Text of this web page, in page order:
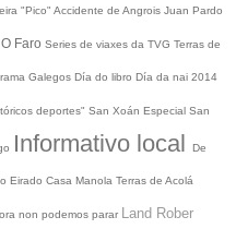
"Pico" Accidente de Angrois Juan Pardo
O Faro Series de viaxes da TVG Terras de
Galegos Día do libro Día da nai 2014
deportes" San Xoán Especial San
Informativo local De
Eirado Casa Manola Terras de Acolá
non podemos parar Land Rober